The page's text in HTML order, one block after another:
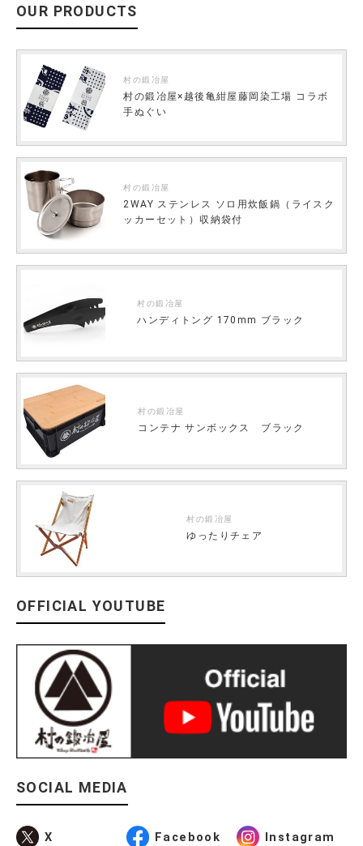
OUR PRODUCTS
村の鍛冶屋
村の鍛冶屋×越後亀紺屋藤岡染工場 コラボ
手ぬぐい
村の鍛冶屋
2WAY ステンレス ソロ用炊飯鍋（ライスク
ッカーセット）収納袋付
村の鍛冶屋
ハンディトング 170mm ブラック
村の鍛冶屋
コンテナ サンボックス ブラック
村の鍛冶屋
ゆったりチェア
OFFICIAL YOUTUBE
SOCIAL MEDIA
X Facebook Instagram